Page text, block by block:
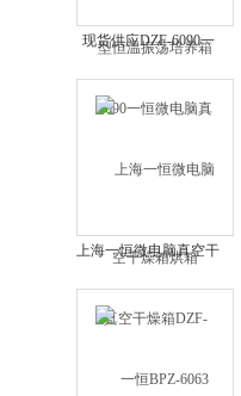
现货供应DZF-6090一
箱
上海一恒微电脑真空干
时）